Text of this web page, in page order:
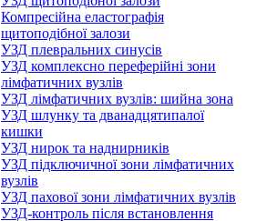
Компресійна еластографія
щитоподібної залози
УЗД плевральних синусів
УЗД комплексно переферійні зони
лімфатичних вузлів
УЗД лімфатичних вузлів: шийна зона
УЗД шлунку та дванадцятипалої
кишки
УЗД нирок та наднирників
УЗД підключичної зони лімфатичних
вузлів
УЗД пахової зони лімфатичних вузлів
УЗД-контроль після встановлення